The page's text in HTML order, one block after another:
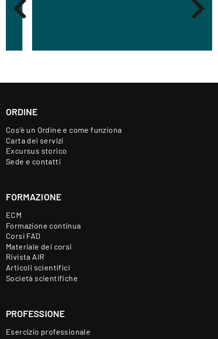
ORDINE
Cos’è un Ordine e come funziona
Carta dei servizi
Excursus storico
Sede e contatti
FORMAZIONE
ECM
Formazione continua
Corsi FAD
Materiale dei corsi
Rivista AIR
Articoli scientifici
Società scientifiche
PROFESSIONE
Esercizio professionale